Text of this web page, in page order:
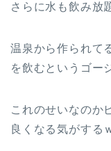
さらに水も飲み放
温泉から作られて
を飲むというゴー
これのせいなのか
良くなる気がする